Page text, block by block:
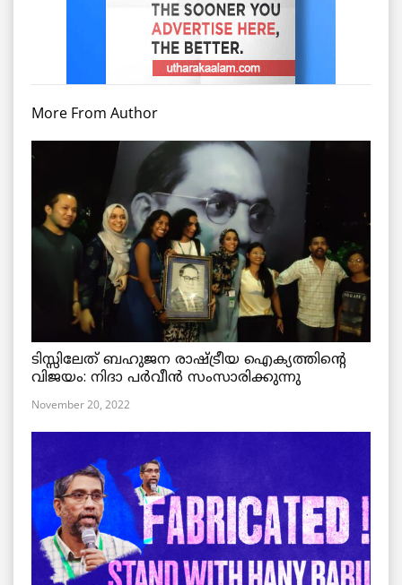
More From Author
ടിസ്സിലേത് ബഹുജന രാഷ്ട്രീയ ഐക്യത്തിന്റെ
വിജയം: നിദാ പർവീൻ സംസാരിക്കുന്നു
November 20, 2022